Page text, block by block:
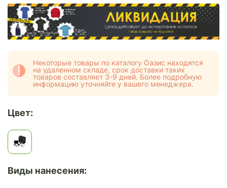
Некоторые товары по каталогу Оазис находятся
на удаленном складе, срок доставки таких
товаров составляет 3-9 дней. Более подробную
информацию уточняйте у вашего менеджера.
Цвет:
Виды нанесения: